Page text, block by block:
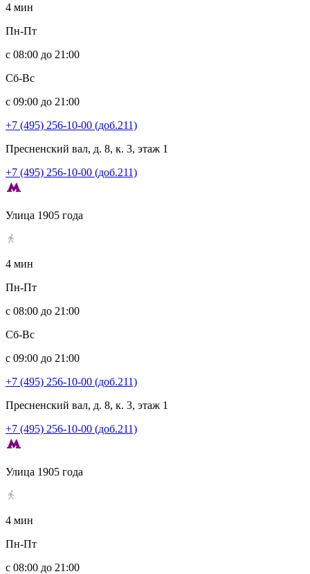
4 мин
Пн-Пт
с 08:00 до 21:00
Сб-Вс
с 09:00 до 21:00
+7 (495) 256-10-00 (доб.211)
Пресненский вал, д. 8, к. 3, этаж 1
+7 (495) 256-10-00 (доб.211)
Улица 1905 года
4 мин
Пн-Пт
с 08:00 до 21:00
Сб-Вс
с 09:00 до 21:00
+7 (495) 256-10-00 (доб.211)
Пресненский вал, д. 8, к. 3, этаж 1
+7 (495) 256-10-00 (доб.211)
Улица 1905 года
4 мин
Пн-Пт
с 08:00 до 21:00